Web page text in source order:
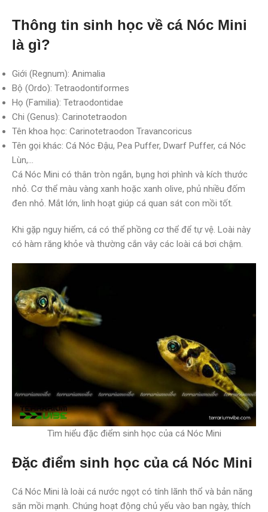
Thông tin sinh học về cá Nóc Mini
là gì?
Giới (Regnum): Animalia
Bộ (Ordo): Tetraodontiformes
Họ (Familia): Tetraodontidae
Chi (Genus): Carinotetraodon
Tên khoa học: Carinotetraodon Travancoricus
Tên gọi khác: Cá Nóc Đậu, Pea Puffer, Dwarf Puffer, cá Nóc
Lùn,…
Cá Nóc Mini có thân tròn ngắn, bụng hơi phình và kích thước
nhỏ. Cơ thể màu vàng xanh hoặc xanh olive, phủ nhiều đốm
đen nhỏ. Mắt lớn, linh hoạt giúp cá quan sát con mồi tốt.
Khi gặp nguy hiểm, cá có thể phồng cơ thể để tự vệ. Loài này
có hàm răng khỏe và thường cắn vây các loài cá bơi chậm.
Tìm hiểu đặc điểm sinh học của cá Nóc Mini
Đặc điểm sinh học của cá Nóc Mini
Cá Nóc Mini là loài cá nước ngọt có tính lãnh thổ và bản năng
săn mồi mạnh. Chúng hoạt động chủ yếu vào ban ngày, thích